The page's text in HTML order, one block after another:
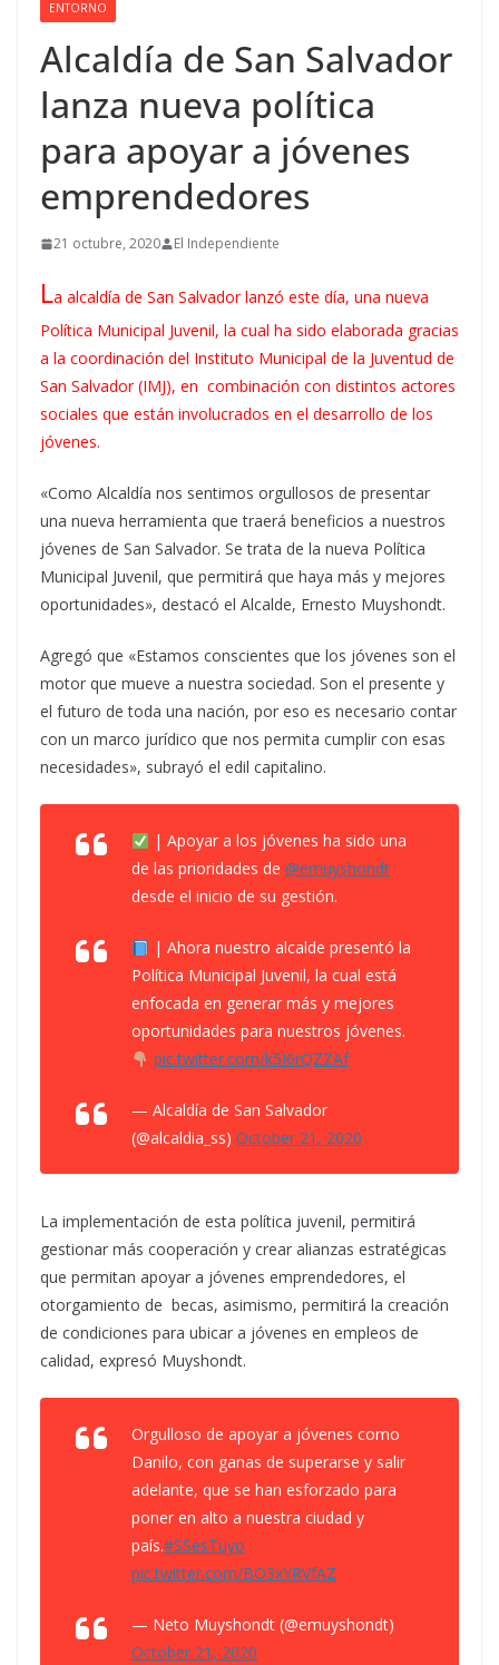
ENTORNO
Alcaldía de San Salvador
lanza nueva política
para apoyar a jóvenes
emprendedores
21 octubre, 2020 El Independiente
La alcaldía de San Salvador lanzó este día, una nueva
Política Municipal Juvenil, la cual ha sido elaborada gracias
a la coordinación del Instituto Municipal de la Juventud de
San Salvador (IMJ), en combinación con distintos actores
sociales que están involucrados en el desarrollo de los
jóvenes.
«Como Alcaldía nos sentimos orgullosos de presentar
una nueva herramienta que traerá beneficios a nuestros
jóvenes de San Salvador. Se trata de la nueva Política
Municipal Juvenil, que permitirá que haya más y mejores
oportunidades», destacó el Alcalde, Ernesto Muyshondt.
Agregó que «Estamos conscientes que los jóvenes son el
motor que mueve a nuestra sociedad. Son el presente y
el futuro de toda una nación, por eso es necesario contar
con un marco jurídico que nos permita cumplir con esas
necesidades», subrayó el edil capitalino.
| Apoyar a los jóvenes ha sido una
de las prioridades de @emuyshondt
desde el inicio de su gestión.
| Ahora nuestro alcalde presentó la
Política Municipal Juvenil, la cual está
enfocada en generar más y mejores
oportunidades para nuestros jóvenes.
pic.twitter.com/k5I6rQZZAf
— Alcaldía de San Salvador
(@alcaldia_ss) October 21, 2020
La implementación de esta política juvenil, permitirá
gestionar más cooperación y crear alianzas estratégicas
que permitan apoyar a jóvenes emprendedores, el
otorgamiento de becas, asimismo, permitirá la creación
de condiciones para ubicar a jóvenes en empleos de
calidad, expresó Muyshondt.
Orgulloso de apoyar a jóvenes como
Danilo, con ganas de superarse y salir
adelante, que se han esforzado para
poner en alto a nuestra ciudad y
país.#SSesTuyo
pic.twitter.com/BO3xYRVfAZ
— Neto Muyshondt (@emuyshondt)
October 21, 2020